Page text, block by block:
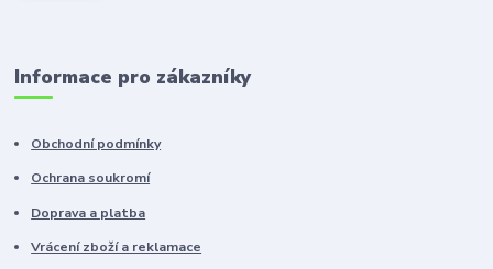
Informace pro zákazníky
Obchodní podmínky
Ochrana soukromí
Doprava a platba
Vrácení zboží a reklamace